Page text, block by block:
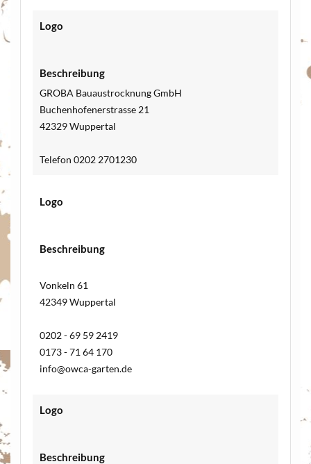
Logo
Beschreibung
GROBA Bauaustrocknung GmbH
Buchenhofenerstrasse 21
42329 Wuppertal
Telefon 0202 2701230
Logo
Beschreibung
Vonkeln 61
42349 Wuppertal
0202 - 69 59 2419
0173 - 71 64 170
info@owca-garten.de
Logo
Beschreibung